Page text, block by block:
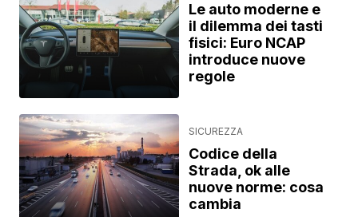
Le auto moderne e
il dilemma dei tasti
fisici: Euro NCAP
introduce nuove
regole
SICUREZZA
Codice della
Strada, ok alle
nuove norme: cosa
cambia